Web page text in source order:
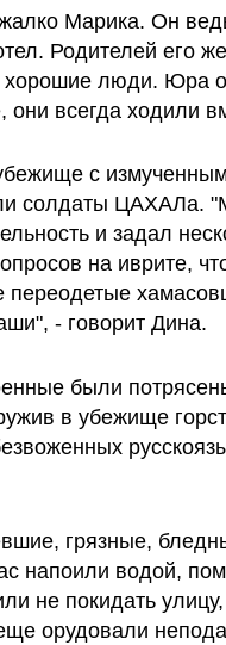
Марика. Он
Родителей его
люди. Юра
они всегда ходили
с
солдаты ЦАХАЛа.
и задал
на иврите,
переодетые
- говорит Дина.
были
в убежище
грязные,
напоили водой,
не покидать
орудовали